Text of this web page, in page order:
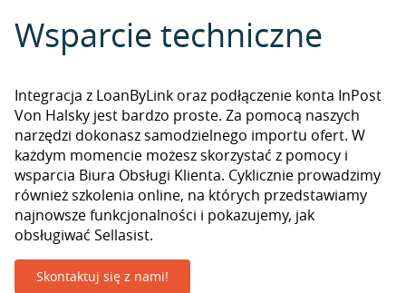
Wsparcie techniczne
Integracja z LoanByLink oraz podłączenie konta InPost
Von Halsky jest bardzo proste. Za pomocą naszych
narzędzi dokonasz samodzielnego importu ofert. W
każdym momencie możesz skorzystać z pomocy i
wsparcia Biura Obsługi Klienta. Cyklicznie prowadzimy
również szkolenia online, na których przedstawiamy
najnowsze funkcjonalności i pokazujemy, jak
obsługiwać Sellasist.
Skontaktuj się z nami!